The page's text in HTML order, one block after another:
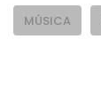
MÚSICA